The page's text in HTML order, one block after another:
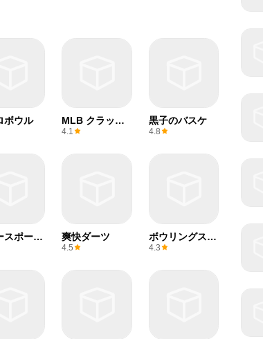
ボウル
MLB クラッチ
ヒットベースボ
4.1
黒子のバスケ
4.8
スポーツ
爽快ダーツ
4.5
ボウリングスト
ライク
4.3